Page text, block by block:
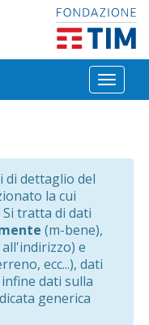
Toggle
di dettaglio del
la cui
Si tratta di dati
(m-bene),
e
ecc...), dati
dati sulla
generica